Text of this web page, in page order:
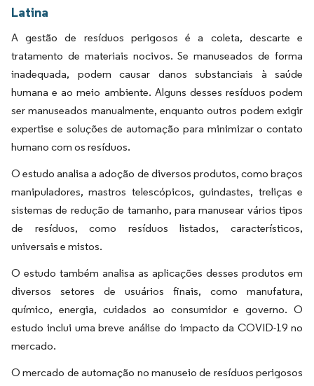
Latina
A gestão de resíduos perigosos é a coleta, descarte e
tratamento de materiais nocivos. Se manuseados de forma
inadequada, podem causar danos substanciais à saúde
humana e ao meio ambiente. Alguns desses resíduos podem
ser manuseados manualmente, enquanto outros podem exigir
expertise e soluções de automação para minimizar o contato
humano com os resíduos.
O estudo analisa a adoção de diversos produtos, como braços
manipuladores, mastros telescópicos, guindastes, treliças e
sistemas de redução de tamanho, para manusear vários tipos
de resíduos, como resíduos listados, característicos,
universais e mistos.
O estudo também analisa as aplicações desses produtos em
diversos setores de usuários finais, como manufatura,
químico, energia, cuidados ao consumidor e governo. O
estudo inclui uma breve análise do impacto da COVID-19 no
mercado.
O mercado de automação no manuseio de resíduos perigosos